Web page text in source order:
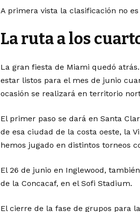
A primera vista la clasificación no
La ruta a los
La gran fiesta de Miami quedó
estar listos para el mes de junio
ocasión se realizará en territorio
El primer paso se dará en Santa
de esa ciudad de la costa oeste, la
hemos jugado en distintos torneos
El 26 de junio en Inglewood,
de la Concacaf, en el Sofi Stadium.
El cierre de la fase de grupos para